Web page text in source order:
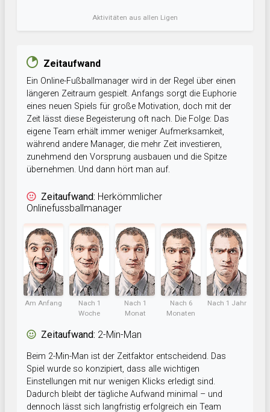
Aktivitäten aus allen Ligen
Zeitaufwand
Ein Online-Fußballmanager wird in der Regel über einen
längeren Zeitraum gespielt. Anfangs sorgt die Euphorie
eines neuen Spiels für große Motivation, doch mit der
Zeit lässt diese Begeisterung oft nach. Die Folge: Das
eigene Team erhält immer weniger Aufmerksamkeit,
während andere Manager, die mehr Zeit investieren,
zunehmend den Vorsprung ausbauen und die Spitze
übernehmen. Und dann hört man auf.
Zeitaufwand: Herkömmlicher
Onlinefussballmanager
Am Anfang
Nach 1
Woche
Nach 1
Monat
Nach 6
Monaten
Nach 1 Jahr
Zeitaufwand: 2-Min-Man
Beim 2-Min-Man ist der Zeitfaktor entscheidend. Das
Spiel wurde so konzipiert, dass alle wichtigen
Einstellungen mit nur wenigen Klicks erledigt sind.
Dadurch bleibt der tägliche Aufwand minimal – und
dennoch lässt sich langfristig erfolgreich ein Team